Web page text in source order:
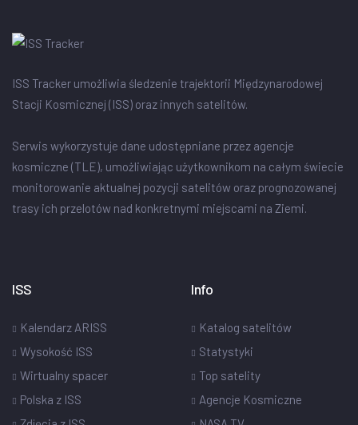
ISS Tracker umożliwia śledzenie trajektorii Międzynarodowej
Stacji Kosmicznej (ISS) oraz innych satelitów.
Serwis wykorzystuje dane udostępniane przez agencje
kosmiczne (TLE), umożliwiając użytkownikom na całym świecie
monitorowanie aktualnej pozycji satelitów oraz prognozowanej
trasy ich przelotów nad konkretnymi miejscami na Ziemi.
ISS
Kalendarz ARISS
Wysokość ISS
Wirtualny spacer
Polska z ISS
Info
Katalog satelitów
Statystyki
Top satelity
Agencje Kosmiczne